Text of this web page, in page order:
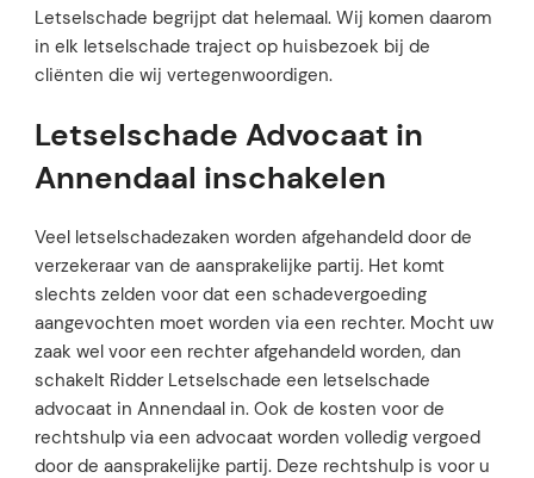
Letselschade begrijpt dat helemaal. Wij komen daarom
in elk letselschade traject op huisbezoek bij de
cliënten die wij vertegenwoordigen.
Letselschade Advocaat in
Annendaal inschakelen
Veel letselschadezaken worden afgehandeld door de
verzekeraar van de aansprakelijke partij. Het komt
slechts zelden voor dat een schadevergoeding
aangevochten moet worden via een rechter. Mocht uw
zaak wel voor een rechter afgehandeld worden, dan
schakelt Ridder Letselschade een letselschade
advocaat in Annendaal in. Ook de kosten voor de
rechtshulp via een advocaat worden volledig vergoed
door de aansprakelijke partij. Deze rechtshulp is voor u